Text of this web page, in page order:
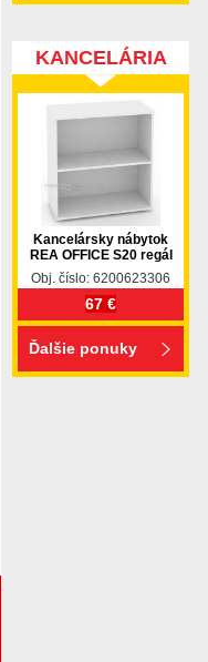
KANCELÁRIA
Kancelársky nábytok
REA OFFICE S20 regál
Obj. číslo: 6200623306
67 €
Ďalšie ponuky